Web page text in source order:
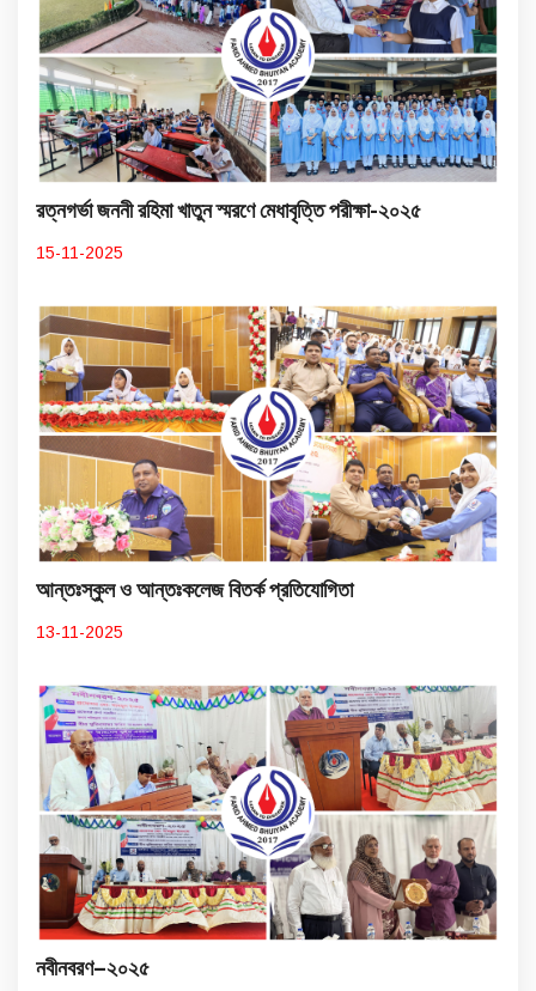
রত্নগর্ভা জননী রহিমা খাতুন স্মরণে মেধাবৃত্তি পরীক্ষা-২০২৫
15-11-2025
আন্তঃস্কুল ও আন্তঃকলেজ বিতর্ক প্রতিযোগিতা
13-11-2025
নবীনবরণ–২০২৫